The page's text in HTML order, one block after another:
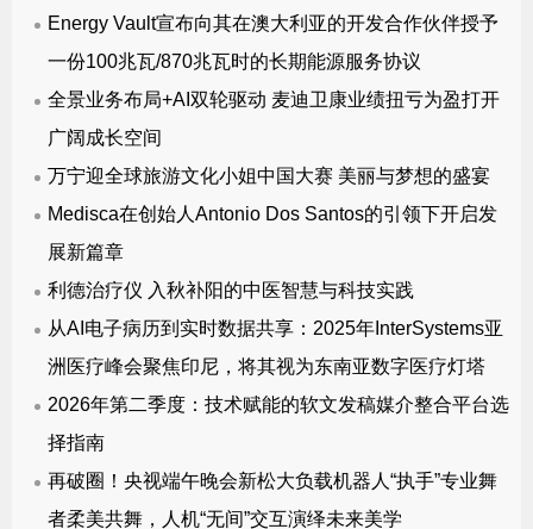
Energy Vault宣布向其在澳大利亚的开发合作伙伴授予
一份100兆瓦/870兆瓦时的长期能源服务协议
全景业务布局+AI双轮驱动 麦迪卫康业绩扭亏为盈打开
广阔成长空间
万宁迎全球旅游文化小姐中国大赛 美丽与梦想的盛宴
Medisca在创始人Antonio Dos Santos的引领下开启发
展新篇章
利德治疗仪 入秋补阳的中医智慧与科技实践
从AI电子病历到实时数据共享：2025年InterSystems亚
洲医疗峰会聚焦印尼，将其视为东南亚数字医疗灯塔
2026年第二季度：技术赋能的软文发稿媒介整合平台选
择指南
再破圈！央视端午晚会新松大负载机器人“执手”专业舞
者柔美共舞，人机“无间”交互演绎未来美学